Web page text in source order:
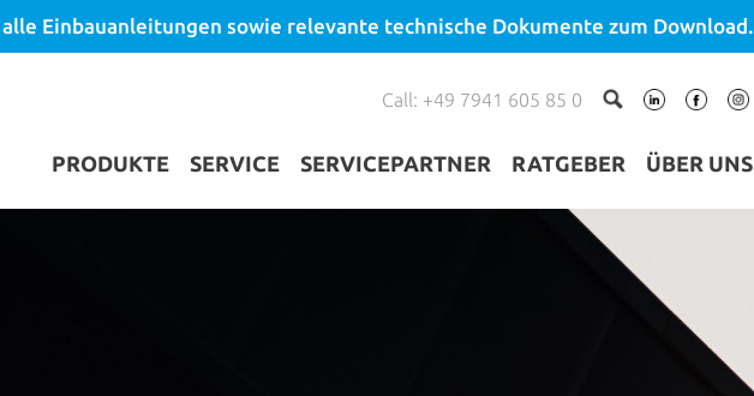
Einbauanleitungen sowie relevante technische Dokumente zum Download.
Call: +49 7941 605 85 0
PRODUKTE SERVICE SERVICEPARTNER RATGEBER ÜBER UNS